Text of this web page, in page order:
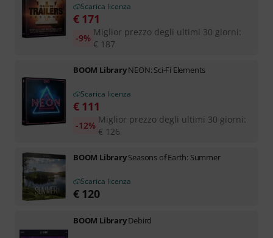
Scarica licenza
€ 171
Miglior prezzo degli ultimi 30 giorni:
€ 187
-9%
BOOM LibraryNEON: Sci-Fi Elements
Scarica licenza
€ 111
Miglior prezzo degli ultimi 30 giorni:
€ 126
-12%
BOOM LibrarySeasons of Earth: Summer
Scarica licenza
€ 120
BOOM LibraryDebird